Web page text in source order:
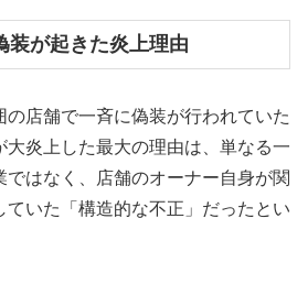
装が起きた炎上理由
の店舗で一斉に偽装が行われていた
大炎上した最大の理由は、単なる一
はなく、店舗のオーナー自身が関
ていた「構造的な不正」だったとい